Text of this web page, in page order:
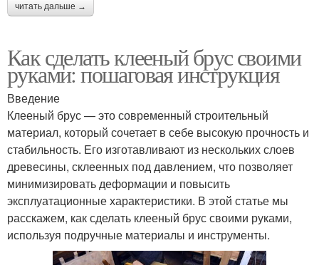
читать дальше →
Как сделать клееный брус своими
руками: пошаговая инструкция
Введение
Клееный брус — это современный строительный
материал, который сочетает в себе высокую прочность и
стабильность. Его изготавливают из нескольких слоев
древесины, склеенных под давлением, что позволяет
минимизировать деформации и повысить
эксплуатационные характеристики. В этой статье мы
расскажем, как сделать клееный брус своими руками,
используя подручные материалы и инструменты.